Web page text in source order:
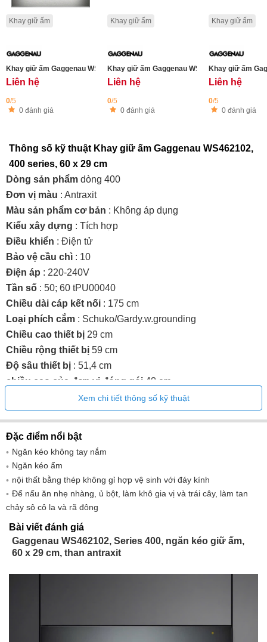
Khay giữ ấm
Khay giữ ấm Gaggenau WS462112 Serie 400 - cao 29 cm - thép không gỉ
Liên hệ
0/5
0 đánh giá
Khay giữ ấm
Khay giữ ấm Gaggenau WSP222132, dòng
Liên hệ
0/5
0 đánh giá
Khay giữ ấm
Khay giữ ấm
Liên hệ
0/5
0 đánh giá
Thông số kỹ thuật Khay giữ ấm Gaggenau WS462102,
400 series, 60 x 29 cm
Dòng sản phẩm dòng 400
Đơn vị màu : Antraxit
Màu sản phẩm cơ bản : Không áp dụng
Kiểu xây dựng : Tích hợp
Điều khiển : Điện tử
Bảo vệ cầu chì : 10
Điện áp : 220-240V
Tần số : 50; 60 tPU00040
Chiều dài cáp kết nối : 175 cm
Loại phích cắm : Schuko/Gardy.w.grounding
Chiều cao thiết bị 29 cm
Chiều rộng thiết bị 59 cm
Độ sâu thiết bị : 51,4 cm
chiều cao của đơn vị đóng gói 40 cm
Chiều rộng của đơn vị đóng gói66 cm
Sản phẩm được đóng gói sâu70 cm
Chiều cao hốc tối đa
Chiều rộng hốc tối thiểu
Chiều rộng hốc tối đa
Độ sâu hốc
55 cm
Tổng trọng lượng: 25,8 kg
Thiết bị thông minh về năng lượng, có thể tối ưu hóa
hành vi tiêu dùng (2017/1369/EU): Không
Có thể giao tiếp không dây
Loại giao diện điều khiểnlAN
Xem chi tiết thông số kỹ thuật
Đặc điểm nổi bật
Ngăn kéo không tay nắm
Ngăn kéo ẩm
nội thất bằng thép không gỉ hợp vệ sinh với đáy kính
Để nấu ăn nhẹ nhàng, ủ bột, làm khô gia vị và trái cây, làm tan
chảy sô cô la và rã đông
Bài viết đánh giá
Gaggenau WS462102, Series 400, ngăn kéo giữ ấm,
60 x 29 cm, than antraxit